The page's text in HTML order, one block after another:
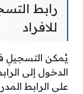
رابط
للافراد
يُمكن التسجيلِ
الدخول إلى
على الرابط